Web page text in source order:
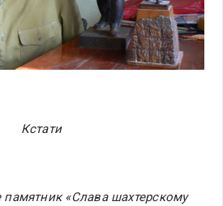
Кстати
памятник «Слава шахтерскому